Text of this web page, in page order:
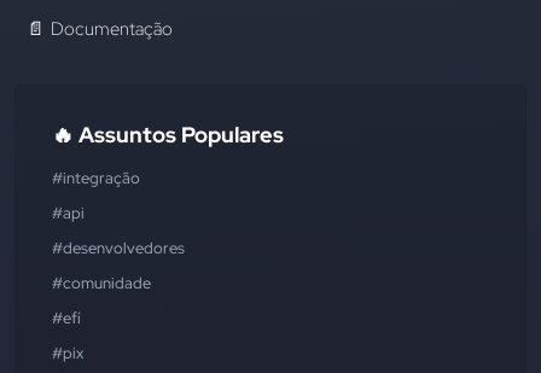
📄 Documentação
🔥 Assuntos Populares
#integração
#api
#desenvolvedores
#comunidade
#efí
#pix